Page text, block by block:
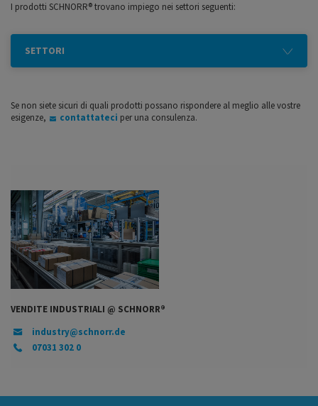
I prodotti SCHNORR® trovano impiego nei settori seguenti:
SETTORI
Se non siete sicuri di quali prodotti possano rispondere al meglio alle vostre
esigenze,
contattateci per una consulenza.
VENDITE INDUSTRIALI @ SCHNORR®
industry@schnorr.de
07031 302 0